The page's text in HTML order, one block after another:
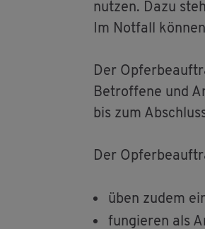
nut­zen. Dazu
Im Not­fall
Der
Be­trof­fe­ne und
bis zum
Der
üben zudem
fun­gie­ren als